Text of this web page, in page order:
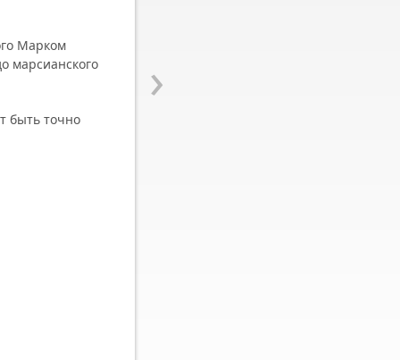
›
Марком
марсианского
быть точно